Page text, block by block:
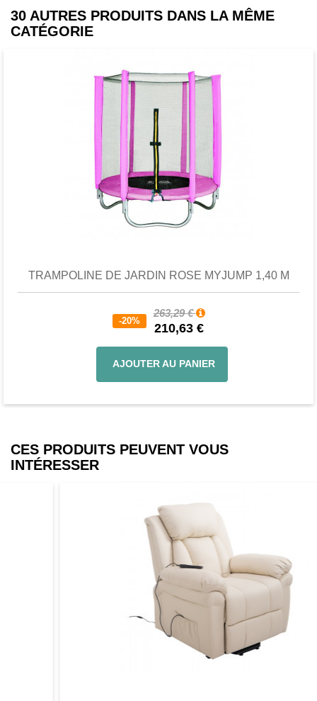
surveillance directe d'un adulte
30 AUTRES PRODUITS DANS LA MÊME
CATÉGORIE
TRAMPOLINE DE JARDIN ROSE MYJUMP 1,40 M
-20%
263,29 €
210,63 €
AJOUTER AU PANIER
Favori
CES PRODUITS PEUVENT VOUS
INTÉRESSER